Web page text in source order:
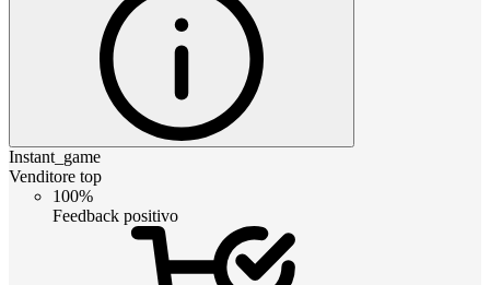
Instant_game
Venditore top
100%
Feedback positivo